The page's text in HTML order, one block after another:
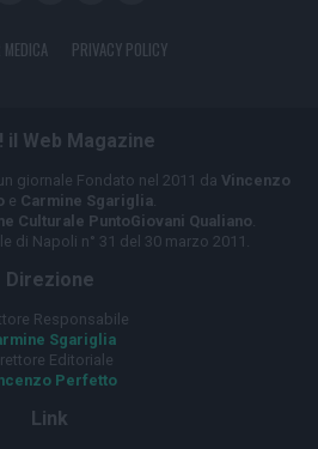
PRIVACY POLICY
il Web Magazine
giornale Fondato nel 2011 da Vincenzo
e Carmine Sgariglia
Culturale PuntoGiovani Qualiano
di Napoli n° 31 del 30 marzo 2011.
Direzione
Responsabile
Sgariglia
Editoriale
Perfetto
Link